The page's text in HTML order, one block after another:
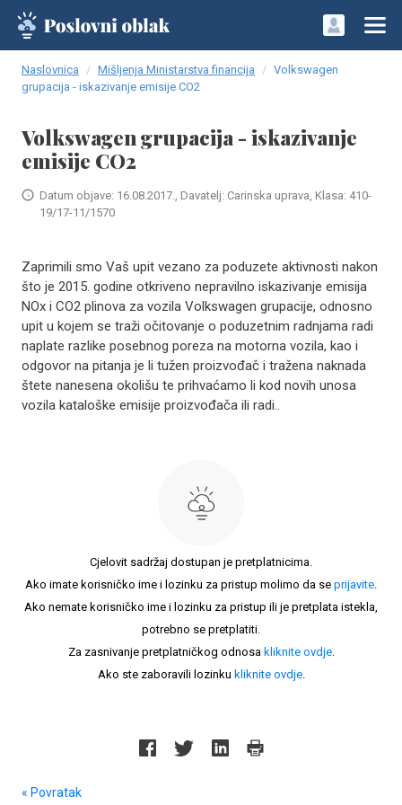
Naslovnica Mišljenja Ministarstva financija
Volkswagen
grupacija - iskazivanje emisije CO2
Volkswagen grupacija - iskazivanje
emisije CO2
Datum objave: 16.08.2017., Davatelj: Carinska uprava, Klasa: 410-
19/17-11/1570
Zaprimili smo Vaš upit vezano za poduzete aktivnosti nakon
što je 2015. godine otkriveno nepravilno iskazivanje emisija
NOx i CO2 plinova za vozila Volkswagen grupacije, odnosno
upit u kojem se traži očitovanje o poduzetnim radnjama radi
naplate razlike posebnog poreza na motorna vozila, kao i
odgovor na pitanja je li tužen proizvođač i tražena naknada
štete nanesena okolišu te prihvaćamo li kod novih unosa
vozila kataloške emisije proizvođača ili radi..
Cjelovit sadržaj dostupan je pretplatnicima.
Ako imate korisničko ime i lozinku za pristup molimo da se prijavite.
Ako nemate korisničko ime i lozinku za pristup ili je pretplata istekla,
potrebno se pretplatiti.
Za zasnivanje pretplatničkog odnosa kliknite ovdje.
Ako ste zaboravili lozinku kliknite ovdje.
« Povratak